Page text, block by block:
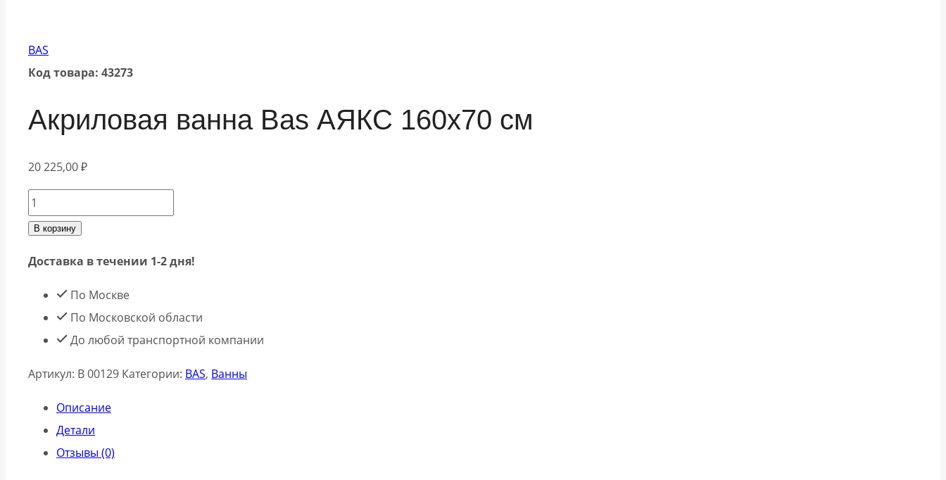
BAS
Код товара: 43273
Акриловая ванна Bas АЯКС 160х70 см
20 225,00₽
Количество
товара
ванна
Bas
АЯКС
160х70
В корзину
Доставка в течении 1-2 дня!
По Москве
По Московской области
До любой транспортной компании
Артикул: В 00129 Категории: BAS, Ванны
Описание
Детали
Отзывы (0)